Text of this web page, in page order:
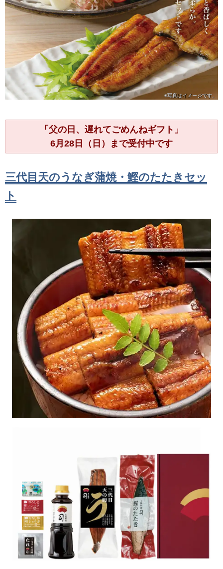
※写真はイメージです。
「父の日、遅れてごめんねギフト」
6月28日（日）まで受付中です
三代目天のうなぎ蒲焼・鰹のたたきセッ
ト